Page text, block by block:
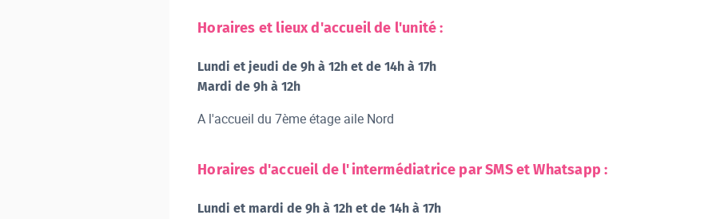
Horaires et lieux d'accueil de l'unité :
Lundi et jeudi de 9h à 12h et de 14h à 17h
Mardi de 9h à 12h
A l'accueil du 7ème étage aile Nord
Horaires d'accueil de l'intermédiatrice par SMS et Whatsapp :
Lundi et mardi de 9h à 12h et de 14h à 17h